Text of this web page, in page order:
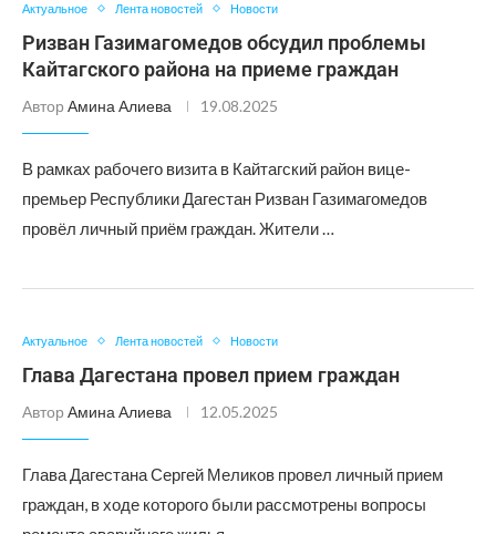
Актуальное Лента новостей Новости
Ризван Газимагомедов обсудил проблемы
Кайтагского района на приеме граждан
Автор Амина Алиева 19.08.2025
В рамках рабочего визита в Кайтагский район вице-
премьер Республики Дагестан Ризван Газимагомедов
провёл личный приём граждан. Жители …
Актуальное Лента новостей Новости
Глава Дагестана провел прием граждан
Автор Амина Алиева 12.05.2025
Глава Дагестана Сергей Меликов провел личный прием
граждан, в ходе которого были рассмотрены вопросы